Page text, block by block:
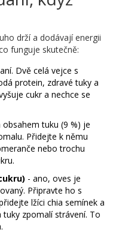
drží a dodávají energii
funguje skutečně:
Dvě celá vejce s
protein, zdravé tuky a
cukr a nechce se
tuku (9 %) je
Přidejte k němu
nebo trochu
- ano, oves je
Připravte ho s
lžíci chia semínek a
zpomalí strávení. To